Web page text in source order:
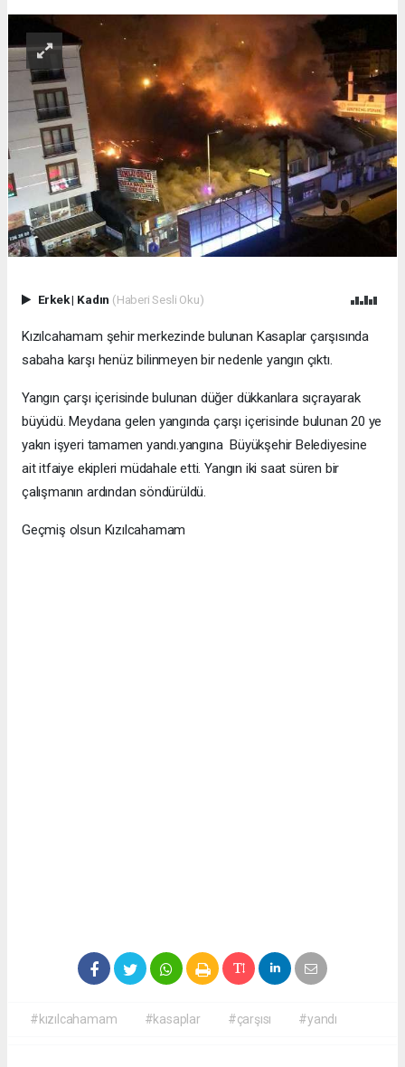
Erkek| Kadın (Haberi Sesli Oku)
Kızılcahamam şehir merkezinde bulunan Kasaplar çarşısında
sabaha karşı henüz bilinmeyen bir nedenle yangın çıktı.
Yangın çarşı içerisinde bulunan düğer dükkanlara sıçrayarak
büyüdü. Meydana gelen yangında çarşı içerisinde bulunan 20 ye
yakın işyeri tamamen yandı.yangına Büyükşehir Belediyesine
ait itfaiye ekipleri müdahale etti. Yangın iki saat süren bir
çalışmanın ardından söndürüldü.
Geçmiş olsun Kızılcahamam
#kızılcahamam #kasaplar #çarşısı #yandı